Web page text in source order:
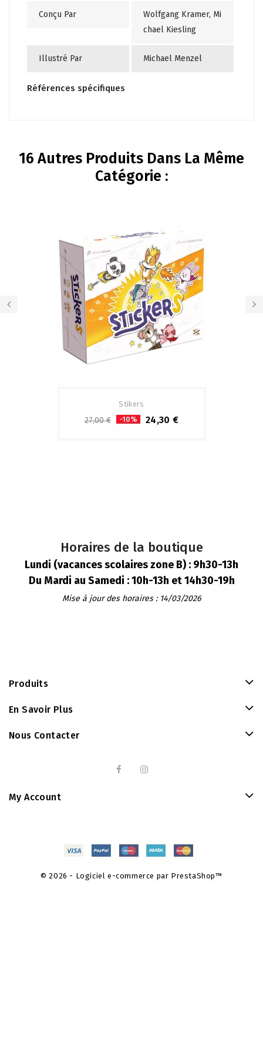
Conçu Par
Wolfgang Kramer, Mi
chael Kiesling
Illustré Par Michael Menzel
Références spécifiques
16 Autres Produits Dans La Même
Catégorie :
Stikers
27,00 € -10% 24,30 €
Horaires de la boutique
Lundi (vacances scolaires zone B) : 9h30-13h
Du Mardi au Samedi : 10h-13h et 14h30-19h
Mise à jour des horaires : 14/03/2026
Produits
En Savoir Plus
Nous Contacter
My Account
© 2026 - Logiciel e-commerce par PrestaShop™